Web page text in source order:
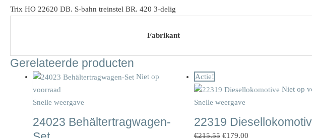
Trix HO 22620 DB. S-bahn treinstel BR. 420 3-delig
Fabrikant
Gerelateerde producten
Niet op
voorraad
Snelle weergave
24023 Behältertragwagen-
Actie!
Niet op
Snelle weergave
22319
€215.55
prijs
was:
€179.00
prijs